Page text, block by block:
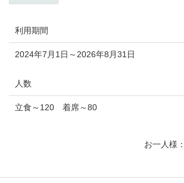
利用期間
2024年7月1日～2026年8月31日
人数
立食～120 着席～80
お一人様：